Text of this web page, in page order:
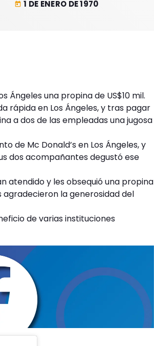
today 1 DE ENERO DE 1970
Ángeles una propina de US$10 mil.
rápida en Los Ángeles, y tras pagar
a dos de las empleadas una jugosa
de Mc Donald’s en Los Ángeles, y
dos acompañantes degustó ese
atendido y les obsequió una propina
agradecieron la generosidad del
de varias instituciones